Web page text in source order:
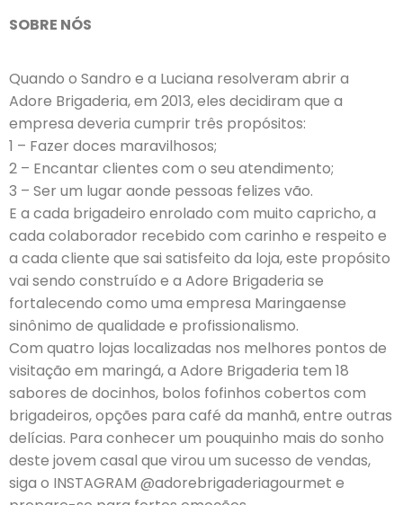
SOBRE NÓS
Quando o Sandro e a Luciana resolveram abrir a
Adore Brigaderia, em 2013, eles decidiram que a
empresa deveria cumprir três propósitos:
1 – Fazer doces maravilhosos;
2 – Encantar clientes com o seu atendimento;
3 – Ser um lugar aonde pessoas felizes vão.
E a cada brigadeiro enrolado com muito capricho, a
cada colaborador recebido com carinho e respeito e
a cada cliente que sai satisfeito da loja, este propósito
vai sendo construído e a Adore Brigaderia se
fortalecendo como uma empresa Maringaense
sinônimo de qualidade e profissionalismo.
Com quatro lojas localizadas nos melhores pontos de
visitação em maringá, a Adore Brigaderia tem 18
sabores de docinhos, bolos fofinhos cobertos com
brigadeiros, opções para café da manhã, entre outras
delícias. Para conhecer um pouquinho mais do sonho
deste jovem casal que virou um sucesso de vendas,
siga o INSTAGRAM @adorebrigaderiagourmet e